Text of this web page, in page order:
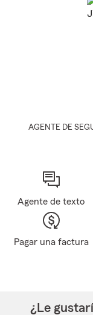
AGENTE DE
Agente de texto
Pagar una factura
¿Le